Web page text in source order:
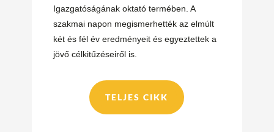
Igazgatóságának oktató termében. A
szakmai napon megismerhették az elmúlt
két és fél év eredményeit és egyeztettek a
jövő célkitűzéseiről is.
TELJES CIKK